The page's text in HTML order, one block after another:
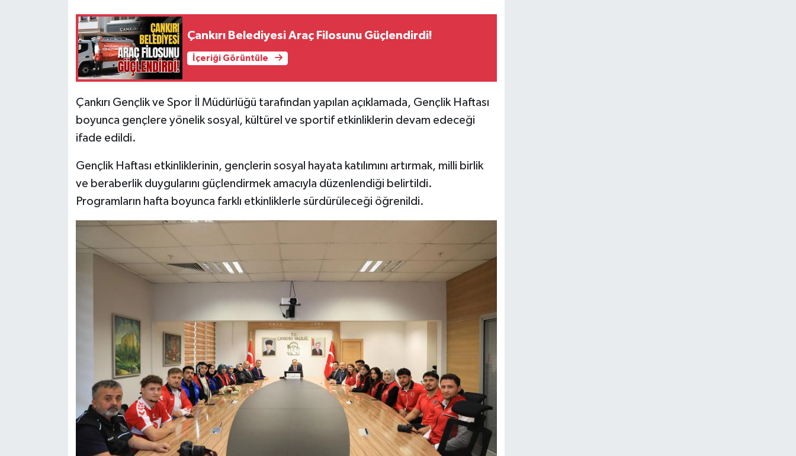
Çankırı Belediyesi Araç Filosunu Güçlendirdi!
İçeriği Görüntüle
Çankırı Gençlik ve Spor İl Müdürlüğü tarafından yapılan açıklamada, Gençlik Haftası
boyunca gençlere yönelik sosyal, kültürel ve sportif etkinliklerin devam edeceği
ifade edildi.
Gençlik Haftası etkinliklerinin, gençlerin sosyal hayata katılımını artırmak, milli birlik
ve beraberlik duygularını güçlendirmek amacıyla düzenlendiği belirtildi.
Programların hafta boyunca farklı etkinliklerle sürdürüleceği öğrenildi.